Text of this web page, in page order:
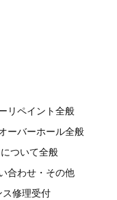
リペイント全般
ーバーホール全般
ついて全般
合わせ・その他
ス修理受付